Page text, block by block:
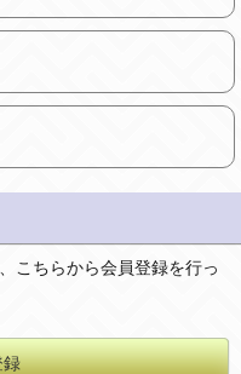
こちらから会員登録を行っ
録